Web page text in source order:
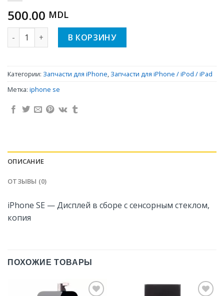
500.00 MDL
Количество iPhone SE - Дисплей в сборе с сенсорным
В КОРЗИНУ
Категории: Запчасти для iPhone, Запчасти для iPhone / iPod / iPad
Метка: iphone se
ОПИСАНИЕ
ОТЗЫВЫ (0)
iPhone SE — Дисплей в сборе с сенсорным стеклом,
копия
ПОХОЖИЕ ТОВАРЫ